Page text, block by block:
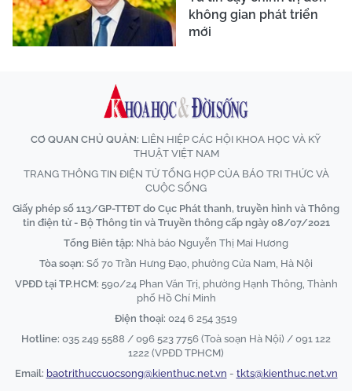
không gian phát triển
mới
CƠ QUAN CHỦ QUẢN: LIÊN HIỆP CÁC HỘI KHOA HỌC VÀ KỸ
THUẬT VIỆT NAM
TRANG THÔNG TIN ĐIỆN TỬ TỔNG HỢP CỦA BÁO TRI THỨC VÀ
CUỘC SỐNG
Giấy phép số 113/GP-TTĐT do Cục Phát thanh, truyền hình và Thông
tin điện tử - Bộ Thông tin và Truyền thông cấp ngày 08/07/2021
Tổng Biên tập: Nhà báo Nguyễn Thị Mai Hương
Tòa soạn: Số 70 Trần Hưng Đạo, phường Cửa Nam, Hà Nội
VPĐD tại TP.HCM: 590/24 Phan Văn Trị, phường Hạnh Thông, Thành
phố Hồ Chí Minh
Điện thoại: 024 6 254 3519
Hotline: 035 249 5588 / 096 523 7756 (Toà soạn Hà Nội) / 091 122
1222 (VPĐD TPHCM)
Email: baotrithuccuocsong@kienthuc.net.vn - tkts@kienthuc.net.vn